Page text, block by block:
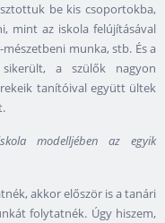
be kis csoportokba,
mint az iskola felújításával
munka, stb. És a
a szülők nagyon
tanítóival együtt ültek
modelljében az egyik
akkor először is a tanári
folytatnék. Úgy hiszem,